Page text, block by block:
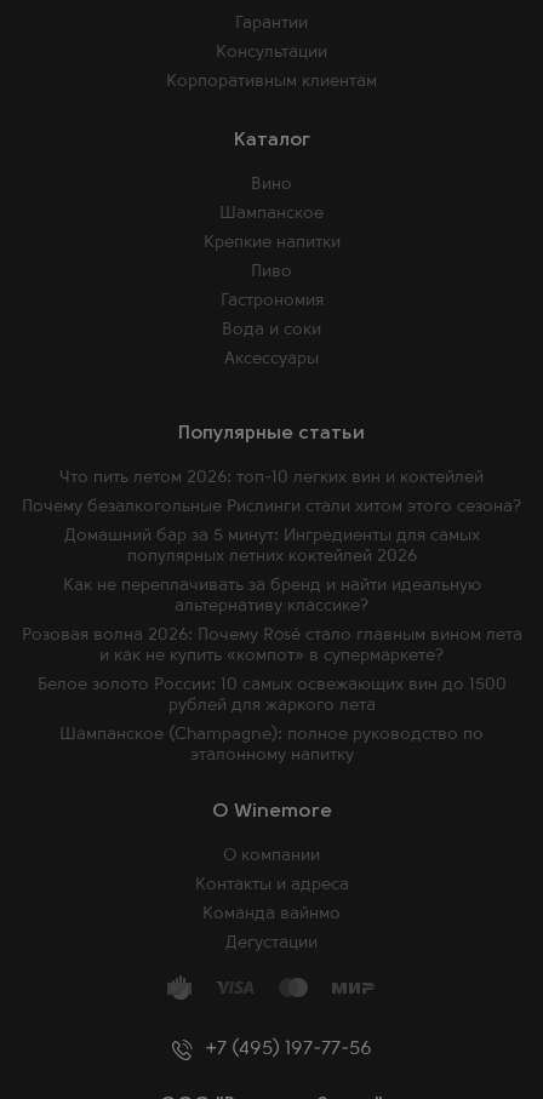
+7 (495) 197-77-56
O Winemore
О компании
Контакты и адреса
Команда вайнмо
Дегустации
Гарантии
Консультации
Корпоративным клиентам
Каталог
Вино
Шампанское
Крепкие напитки
Пиво
Гастрономия
Вода и соки
Аксессуары
Популярные статьи
Что пить летом 2026: топ-10 легких вин и коктейлей
Почему безалкогольные Рислинги стали хитом этого сезона?
Домашний бар за 5 минут: Ингредиенты для самых
популярных летних коктейлей 2026
Как не переплачивать за бренд и найти идеальную
альтернативу классике?
Розовая волна 2026: Почему Rosé стало главным вином лета
и как не купить «компот» в супермаркете?
Белое золото России: 10 самых освежающих вин до 1500
рублей для жаркого лета
Шампанское (Champagne): полное руководство по
эталонному напитку